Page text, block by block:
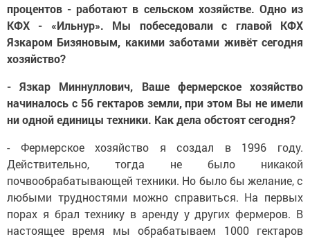
процентов - работают в сельском хозяйстве. Одно из
КФХ - «Ильнур». Мы побеседовали с главой КФХ
Язкаром Бизяновым, какими заботами живёт сегодня
хозяйство?
- Язкар Миннуллович, Ваше фермерское хозяйство
начиналось с 56 гектаров земли, при этом Вы не имели
ни одной единицы техники. Как дела обстоят сегодня?
- Фермерское хозяйство я создал в 1996 году.
Действительно, тогда не было никакой
почвообрабатывающей техники. Но было бы желание, с
любыми трудностями можно справиться. На первых
порах я брал технику в аренду у других фермеров. В
настоящее время мы обрабатываем 1000 гектаров